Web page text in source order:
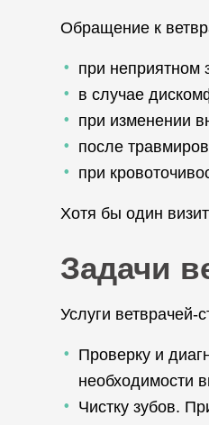
Обращение к
при неприятном
в случае
при изменении
после
при
Хотя бы один
Задачи
Услуги ветврачей-
Проверку и
необходимости
Чистку зубов.